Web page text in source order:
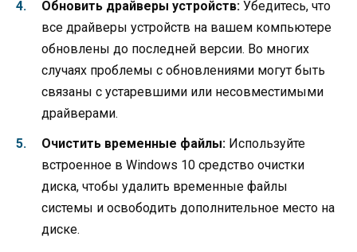
Обновить драйверы устройств: Убедитесь, что
все драйверы устройств на вашем компьютере
обновлены до последней версии. Во многих
случаях проблемы с обновлениями могут быть
связаны с устаревшими или несовместимыми
драйверами.
Очистить временные файлы: Используйте
встроенное в Windows 10 средство очистки
диска, чтобы удалить временные файлы
системы и освободить дополнительное место на
диске.